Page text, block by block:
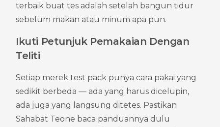
terbaik buat tes adalah setelah bangun tidur
sebelum makan atau minum apa pun.
Ikuti Petunjuk Pemakaian Dengan
Teliti
Setiap merek test pack punya cara pakai yang
sedikit berbeda — ada yang harus dicelupin,
ada juga yang langsung ditetes. Pastikan
Sahabat Teone baca panduannya dulu